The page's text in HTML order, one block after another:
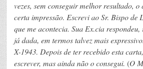
vezes, sem conseguir melhor resultado, o
certa impressão. Escrevi ao Sr. Bispo de
que me acontecia. Sua Ex.cia
já dada, em termos talvez mais
X-1943. Depois de ter recebido esta
escrever, mas ainda não o consegui. (O